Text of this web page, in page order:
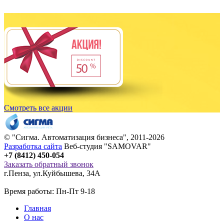
Смотреть все акции
© "Сигма. Автоматизация бизнеса", 2011-2026
Разработка сайта Веб-студия "SAMOVAR"
+7 (8412) 450-054
Заказать обратный звонок
г.Пенза, ул.Куйбышева, 34А
Время работы: Пн-Пт 9-18
Главная
О нас